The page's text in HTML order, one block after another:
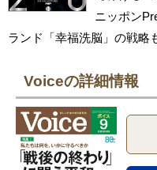
ニッポン
ランド「幸福洗脳」の戦略
Voiceの詳細情報